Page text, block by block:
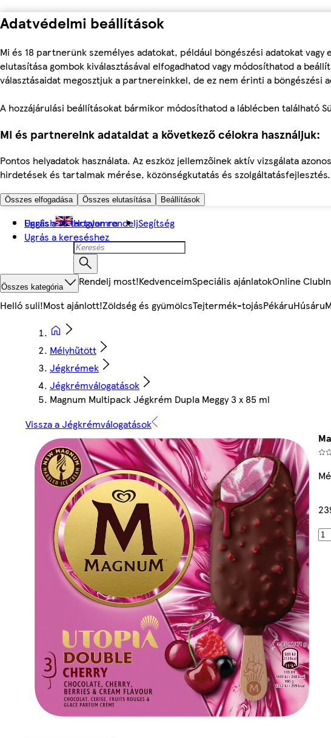
Adatvédelmi beállítások
Mi és 18 partnerünk személyes adatokat, például böngészési adatokat
elutasítása gombok kiválasztásával elfogadhatod vagy módosíthatod a
választásaidat megosztjuk a partnereinkkel, de ez nem érinti a böngészési
A hozzájárulási beállításokat bármikor módosíthatod a láblécben található
Mi és partnereink adataidat a következő célokra használjuk:
Pontos helyadatok használata. Az eszköz jellemzőinek aktív vizsgálata
hirdetések és tartalmak mérése, közönségkutatás és szolgáltatásfejlesztés.
Összes elfogadása Összes elutasítása Beállítások
Ugrás a fő tartalomra
Ugrás a kereséshez
English Hogyan rendeljSegítség
Összes kategória Rendelj most!KedvenceimSpeciális ajánlatokOnline Club
Helló suli!Most ajánlott!Zöldség és gyümölcsTejtermék-tojásPékáruHúsáru
Mélyhűtött
Jégkrémek
Jégkrémválogatások
Magnum Multipack Jégkrém Dupla Meggy 3 x 85 ml
Vissza a Jégkrémválogatások